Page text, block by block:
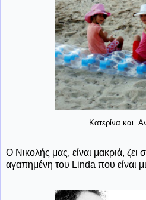
Κατερίνα και
Ο Νικολής μας, είναι μακριά, ζει
αγαπημένη του Linda που είναι